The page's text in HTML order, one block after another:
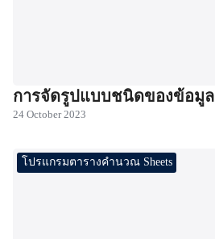
การจัดรูปแบบชนิดของข้อมูล
24 October 2023
โปรแกรมตารางคำนวณ Sheets